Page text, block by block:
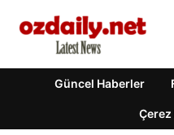
Güncel Haberler
Çerez